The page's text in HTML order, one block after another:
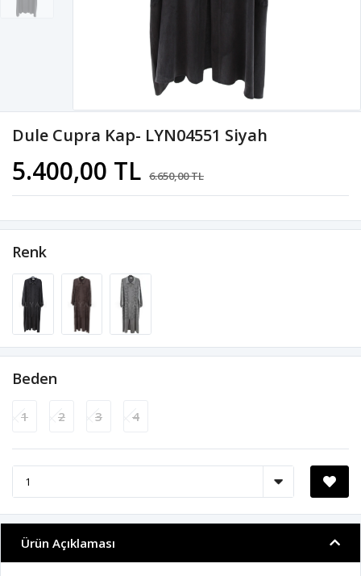
Dule Cupra Kap- LYN04551 Siyah
5.400,00 TL 6.650,00 TL
Renk
Beden
1 2 3 4
Ürün Açıklaması